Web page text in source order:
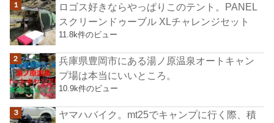
ロゴス好きならやっぱりこのテント。PANEL
スクリーンドゥーブル XLチャレンジセット
11.8k件のビュー
兵庫県豊岡市にある湯ノ原温泉オートキャン
プ場は本当にいいところ。
10.9k件のビュー
ヤマハバイク。mt25でキャンプに行く際、積